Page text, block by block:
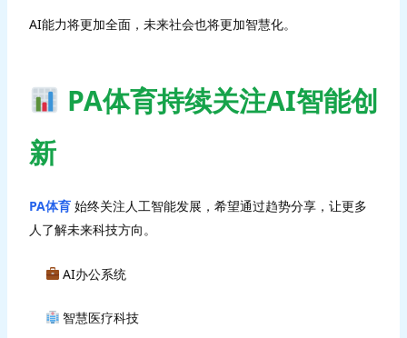
AI能力将更加全面，未来社会也将更加智慧化。
PA体育持续关注AI智能创
新
PA体育始终关注人工智能发展，希望通过趋势分享，让更多
人了解未来科技方向。
AI办公系统
智慧医疗科技